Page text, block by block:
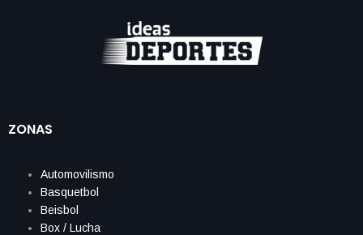
ZONAS
Automovilismo
Basquetbol
Beisbol
Box / Lucha